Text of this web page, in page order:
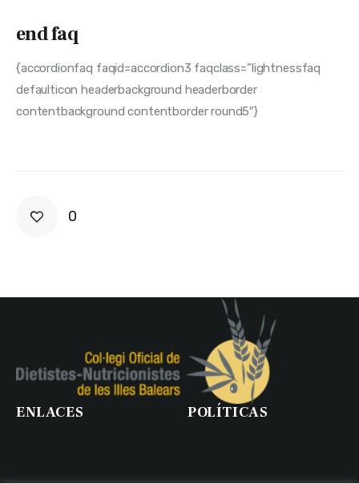
end faq
{accordionfaq faqid=accordion3 faqclass=”lightnessfaq
defaulticon headerbackground headerborder
contentbackground contentborder round5″}
0
ENLACES POLÍTICAS